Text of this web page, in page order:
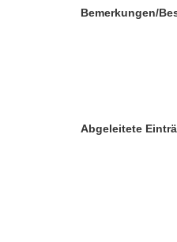
Bemerkungen/
Abgeleitete